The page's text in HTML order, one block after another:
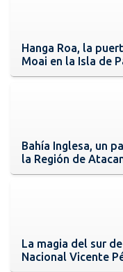
Hanga Roa, la
Moai en la Isla de
Bahía Inglesa, un
la Región de
La magia del sur
Nacional Vicente